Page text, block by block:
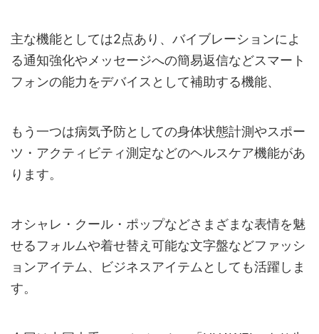
主な機能としては2点あり、バイブレーションによ
る通知強化やメッセージへの簡易返信などスマート
フォンの能力をデバイスとして補助する機能、
もう一つは病気予防としての身体状態計測やスポー
ツ・アクティビティ測定などのヘルスケア機能があ
ります。
オシャレ・クール・ポップなどさまざまな表情を魅
せるフォルムや着せ替え可能な文字盤などファッシ
ョンアイテム、ビジネスアイテムとしても活躍しま
す。